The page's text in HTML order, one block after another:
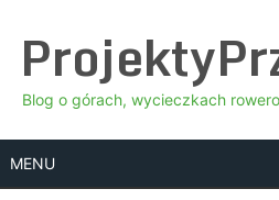
content
Blog o górach, wycieczkach
MENU